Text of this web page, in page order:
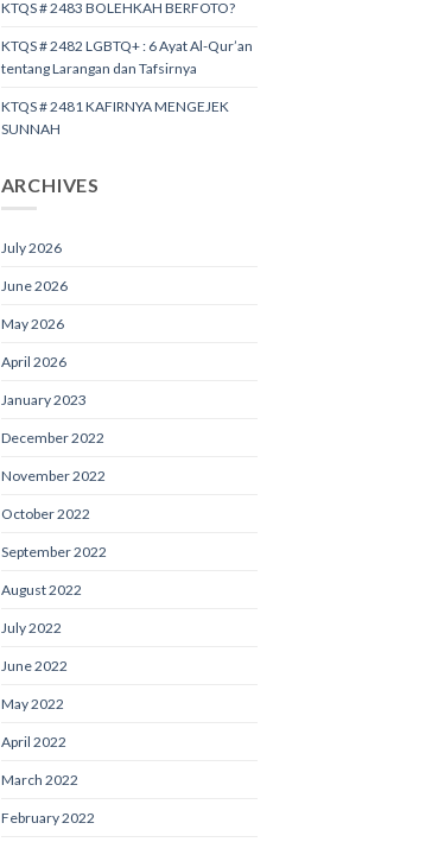
KTQS # 2483 BOLEHKAH BERFOTO?
KTQS # 2482 LGBTQ+ : 6 Ayat Al-Qur’an
tentang Larangan dan Tafsirnya
KTQS # 2481 KAFIRNYA MENGEJEK
SUNNAH
ARCHIVES
July 2026
June 2026
May 2026
April 2026
January 2023
December 2022
November 2022
October 2022
September 2022
August 2022
July 2022
June 2022
May 2022
April 2022
March 2022
February 2022